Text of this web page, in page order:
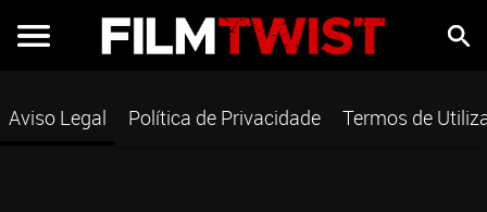
Aviso Legal Política de Privacidade Termos de